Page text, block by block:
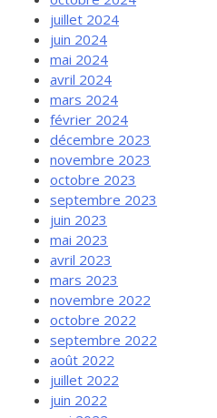
juillet 2024
juin 2024
mai 2024
avril 2024
mars 2024
février 2024
décembre 2023
novembre 2023
octobre 2023
septembre 2023
juin 2023
mai 2023
avril 2023
mars 2023
novembre 2022
octobre 2022
septembre 2022
août 2022
juillet 2022
juin 2022